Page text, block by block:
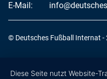
E-Mail:
© Deutsches Fußball Internat -
Diese Seite nutzt Website-